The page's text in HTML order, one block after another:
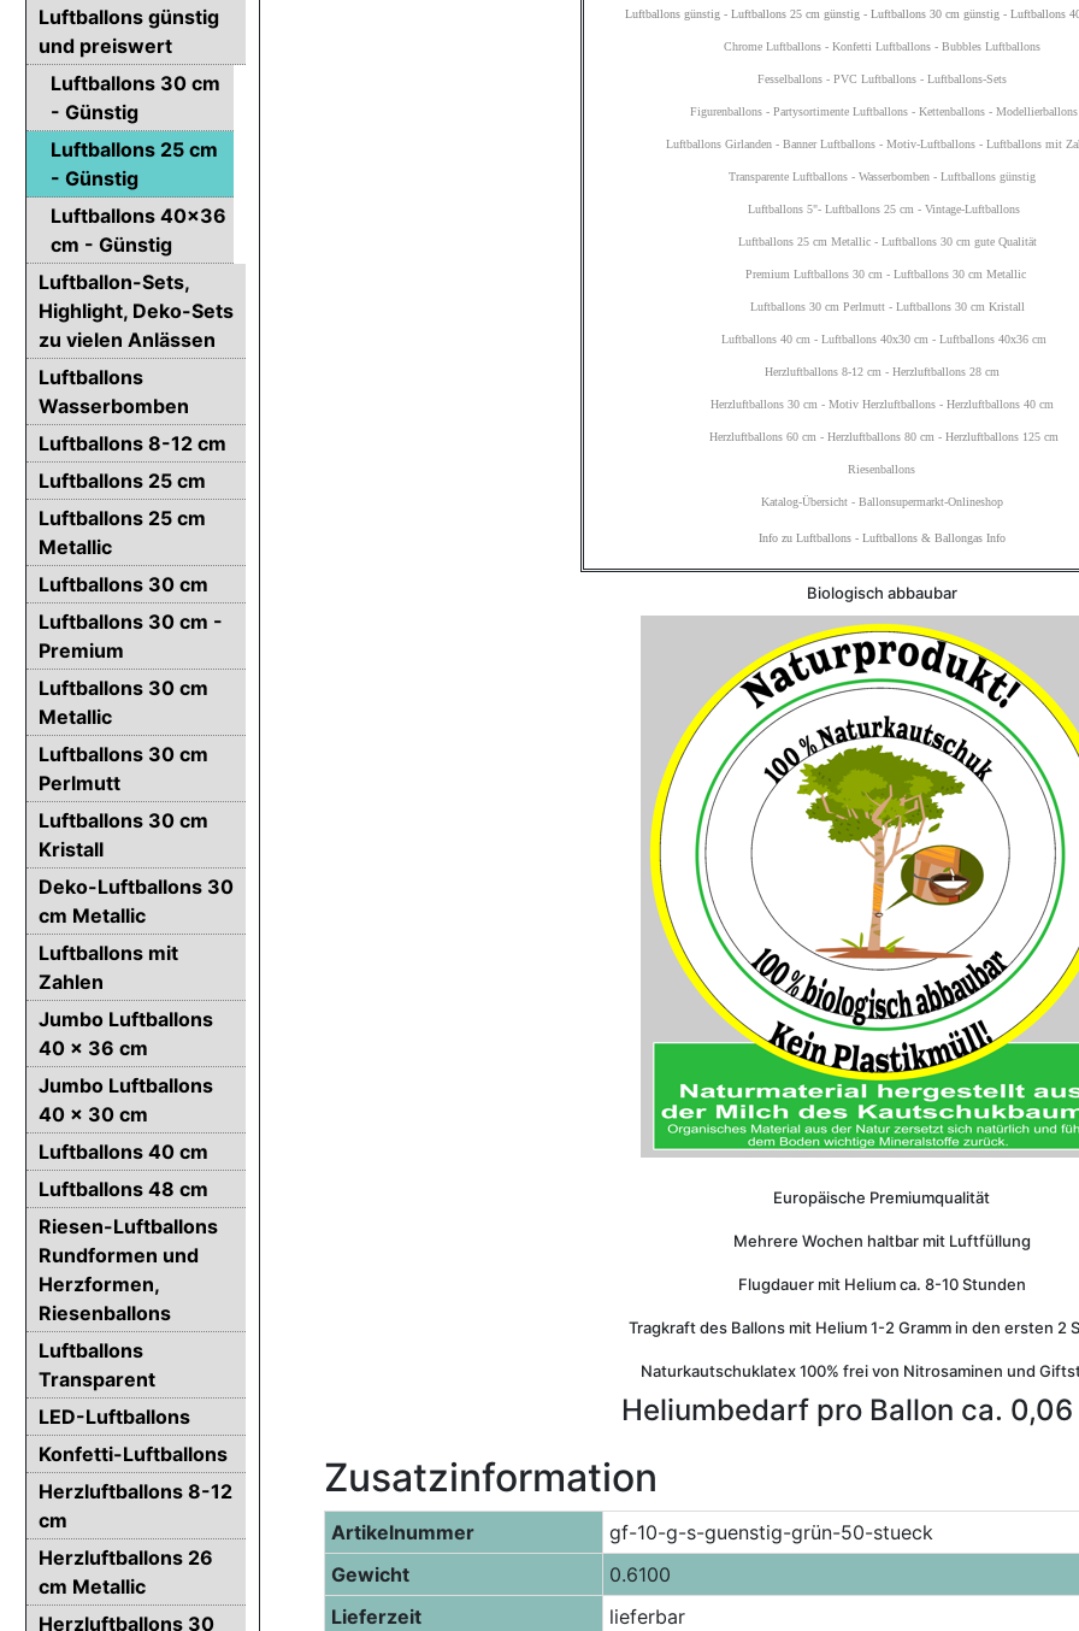
Luftballons günstig- Luftballons 25 cm günstig- Luftballons 30 cm günstig- Luftballons
Chrome Luftballons- Konfetti Luftballons- Bubbles Luftballons
Fesselballons- PVC Luftballons - Luftballons-Sets
Figurenballons- Partysortimente Luftballons- Kettenballons- Modellierballons
Luftballons Girlanden- Banner Luftballons- Motiv-Luftballons- Luftballons mit
Transparente Luftballons- Wasserbomben- Luftballons günstig
Luftballons 5"- Luftballons 25 cm - Vintage-Luftballons
Luftballons 25 cm Metallic- Luftballons 30 cm gute Qualität
Premium Luftballons 30 cm - Luftballons 30 cm Metallic
Luftballons 30 cm Perlmutt- Luftballons 30 cm Kristall
Luftballons 40 cm - Luftballons 40x30 cm - Luftballons 40x36 cm
Herzluftballons 8-12 cm - Herzluftballons 28 cm
Herzluftballons 30 cm - Motiv Herzluftballons- Herzluftballons 40 cm
Herzluftballons 60 cm - Herzluftballons 80 cm - Herzluftballons 125 cm
Riesenballons
Katalog-Übersicht- Ballonsupermarkt-Onlineshop
Info zu Luftballons- Luftballons & Ballongas Info
Biologisch abbaubar
Europäische Premiumqualität
Mehrere Wochen haltbar mit Luftfüllung
Flugdauer mit Helium ca. 8-10 Stunden
Tragkraft des Ballons mit Helium 1-2 Gramm in den ersten 2
Naturkautschuklatex 100% frei von Nitrosaminen und
Heliumbedarf pro Ballon ca.
Zusatzinformation
Artikelnummer
gf-10-g-s-guenstig-grün-50-stueck
Gewicht
0.6100
Lieferzeit
lieferbar
Luftballons günstig
und preiswert
Luftballons 30 cm
- Günstig
Luftballons 25 cm
- Günstig
Luftballons 40x36
cm - Günstig
Luftballon-Sets,
Highlight, Deko-Sets
zu vielen Anlässen
Luftballons
Wasserbomben
Luftballons 8-12 cm
Luftballons 25 cm
Luftballons 25 cm
Metallic
Luftballons 30 cm
Luftballons 30 cm -
Premium
Luftballons 30 cm
Metallic
Luftballons 30 cm
Perlmutt
Luftballons 30 cm
Kristall
Deko-Luftballons 30
cm Metallic
Luftballons mit
Zahlen
Jumbo Luftballons
40 x 36 cm
Jumbo Luftballons
40 x 30 cm
Luftballons 40 cm
Luftballons 48 cm
Riesen-Luftballons
Rundformen und
Herzformen,
Riesenballons
Luftballons
Transparent
LED-Luftballons
Konfetti-Luftballons
Herzluftballons 8-12
cm
Herzluftballons 26
cm Metallic
Herzluftballons 30